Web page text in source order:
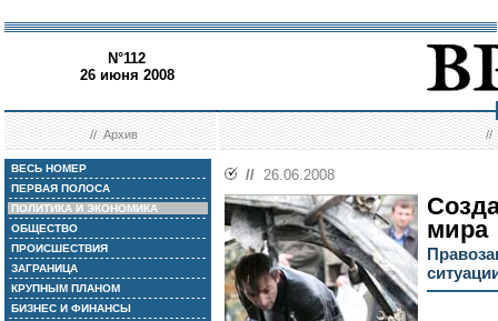
N°112
26 июня 2008
//Архив //
ВЕСЬ НОМЕР
ПЕРВАЯ ПОЛОСА
ПОЛИТИКА И ЭКОНОМИКА
ОБЩЕСТВО
ПРОИСШЕСТВИЯ
ЗАГРАНИЦА
КРУПНЫМ ПЛАНОМ
БИЗНЕС И ФИНАНСЫ
// 26.06.2008
мира